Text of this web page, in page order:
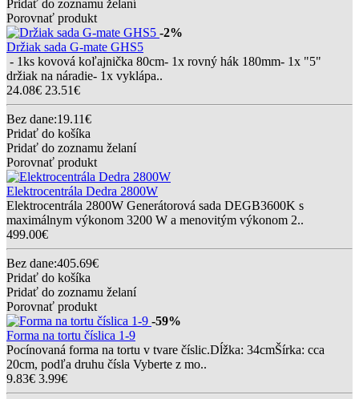
Pridať do zoznamu želaní
Porovnať produkt
-2%
Držiak sada G-mate GHS5
- 1ks kovová koľajnička 80cm- 1x rovný hák 180mm- 1x "5"
držiak na náradie- 1x vyklápa..
24.08€ 23.51€
Bez dane:19.11€
Pridať do košíka
Pridať do zoznamu želaní
Porovnať produkt
Elektrocentrála Dedra 2800W
Elektrocentrála 2800W Generátorová sada DEGB3600K s
maximálnym výkonom 3200 W a menovitým výkonom 2..
499.00€
Bez dane:405.69€
Pridať do košíka
Pridať do zoznamu želaní
Porovnať produkt
-59%
Forma na tortu číslica 1-9
Pocínovaná forma na tortu v tvare číslic.Dĺžka: 34cmŠírka: cca
20cm, podľa druhu čísla Vyberte z mo..
9.83€ 3.99€